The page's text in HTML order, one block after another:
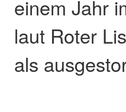
einem Jahr
laut Roter
als